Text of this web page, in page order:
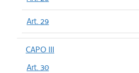
Art. 29
CAPO III
Art. 30